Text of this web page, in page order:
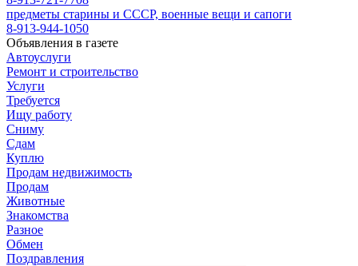
предметы старины и СССР, военные вещи и сапоги
8-913-944-1050
Объявления в газете
Автоуслуги
Ремонт и строительство
Услуги
Требуется
Ищу работу
Сниму
Сдам
Куплю
Продам недвижимость
Продам
Животные
Знакомства
Разное
Обмен
Поздравления